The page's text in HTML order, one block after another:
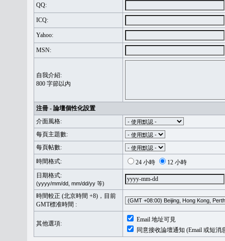
QQ:
ICQ:
Yahoo:
MSN:
自我介紹:
800 字節以內
注冊 - 論壇個性化設置
介面風格:
每頁主題數:
每頁帖數:
時間格式:
24 小時
12 小時
日期格式:
(yyyy/mm/dd, mm/dd/yy 等)
時間較正 (北京時間 +8)，目前
GMT標准時間 :
其他選項:
Email 地址可見
同意接收論壇通知 (Email 或短消